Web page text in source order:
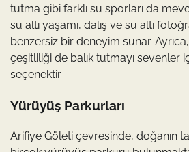
tutma gibi farklı su sporları da
su altı yaşamı, dalış ve su altı
benzersiz bir deneyim sunar.
çeşitliliği de balık tutmayı sevenler
seçenektir.
Yürüyüş Parkurları
Arifiye Göleti çevresinde, doğanın